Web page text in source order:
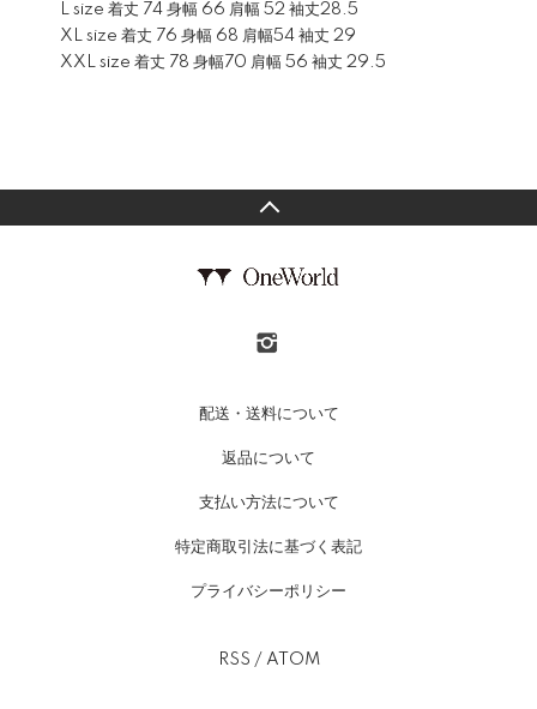
L size 着丈 74 身幅 66 肩幅 52 袖丈28.5
XL size 着丈 76 身幅 68 肩幅54 袖丈 29
XXL size 着丈 78 身幅70 肩幅 56 袖丈 29.5
配送・送料について
返品について
支払い方法について
特定商取引法に基づく表記
プライバシーポリシー
RSS / ATOM